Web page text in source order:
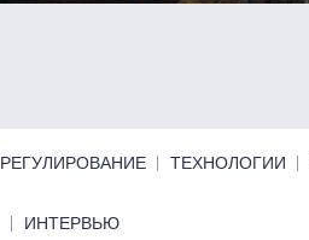
РЕГУЛИРОВАНИЕ ТЕХНОЛОГИИ
ИНТЕРВЬЮ